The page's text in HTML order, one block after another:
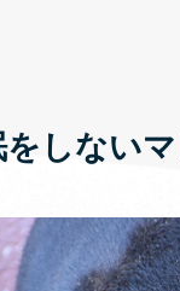
しない